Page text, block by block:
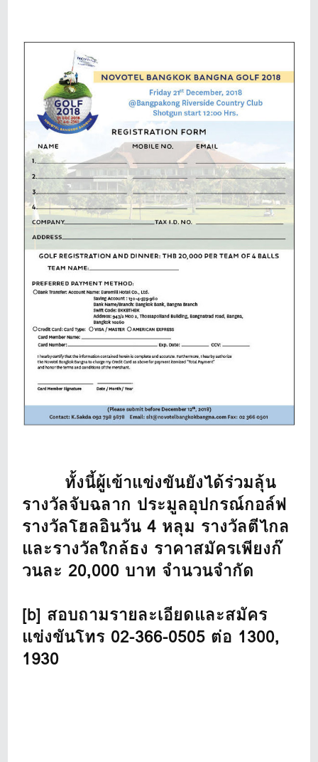
ทั้งนี้ผู้เข้าแข่งขันยังได้ร่วมลุ้น
รางวัลจับฉลาก ประมูลอุปกรณ์กอล์ฟ
รางวัลโฮลอินวัน 4 หลุม รางวัลตีไกล
และรางวัลใกล้ธง ราคาสมัครเพียงก๊
วนละ 20,000 บาท จำนวนจำกัด
[b] สอบถามรายละเอียดและสมัคร
แข่งขันโทร 02-366-0505 ต่อ 1300,
1930